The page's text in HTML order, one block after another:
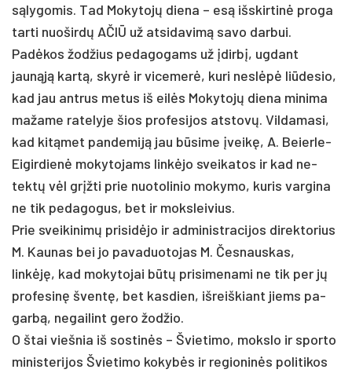
sąly­go­mis. Tad Mo­ky­tojų die­na – esą išs­kir­tinė pro­ga
tar­ti nuo­širdų AČIŪ už at­si­da­vimą sa­vo dar­bui.
Padė­kos žod­žius pe­da­go­gams už įdirbį, ug­dant
jaunąją kartą, skyrė ir vi­ce­merė, ku­ri ne­slėpė liū­de­sio,
kad jau ant­rus me­tus iš eilės Mo­ky­tojų die­na mi­ni­ma
ma­ža­me ra­te­ly­je šios pro­fe­si­jos at­stovų. Vil­da­ma­si,
kad kitą­met pan­de­miją jau būsi­me įveikę, A. Beier­le-
Ei­gir­dienė mo­ky­to­jams linkė­jo svei­ka­tos ir kad ne­
tektų vėl grįžti prie nuo­to­li­nio mo­ky­mo, ku­ris var­gi­na
ne tik pe­da­go­gus, bet ir moks­lei­vius.
Prie svei­ki­nimų pri­si­dėjo ir ad­mi­nist­ra­ci­jos di­rek­to­rius
M. Kau­nas bei jo pa­va­duo­to­jas M. Čes­naus­kas,
linkėję, kad mo­ky­to­jai būtų pri­si­me­na­mi ne tik per jų
pro­fe­sinę šventę, bet kas­dien, iš­reiš­kiant jiems pa­
garbą, ne­gai­lint ge­ro žod­žio.
O štai vieš­nia iš sos­tinės – Švie­ti­mo, moks­lo ir spor­to
mi­nis­te­ri­jos Švie­ti­mo ko­kybės ir re­gio­ninės po­li­ti­kos